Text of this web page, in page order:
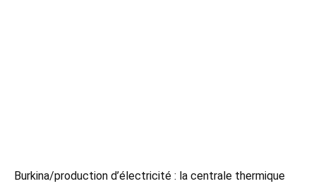
Burkina/production d’électricité : la centrale thermique